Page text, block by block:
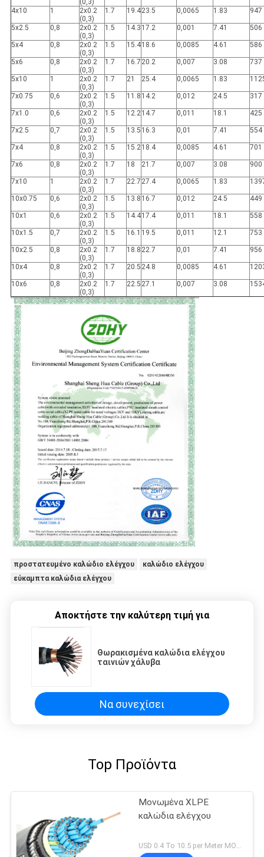
(0,3)
4x10
1
2x0.2
(0,3)
1.7 19.423.5 0,0065 1.83 947
5x2.5 0,8
2x0.2
(0,3)
1.5 14.3 17.2 0,001 7.41 506
5x4 0,8
2x0.2
(0,3)
1.5 15.418.6 0,0085 4.61 586
5x6 0,8
2x0.2
(0,3)
1.7 16.7 20.2 0,007 3.08 737
5x10 1
2x0.2
(0,3)
1.7 21 25.4 0,0065 1.83
7x0.75 0,6
2x0.2
(0,3)
1.5 11.8 14.2 0,012 24.5 317
7x1.0 0,6
2x0.2
(0,3)
1.5 12.214.7 0,011 18.1 425
7x2.5 0,7
2x0.2
(0,3)
1.5 13.5 16.3 0,01 7.41 554
7x4 0,8
2x0.2
(0,3)
1.5 15.218.4 0,0085 4.61 701
7x6 0,8
2x0.2
(0,3)
1.7 18 21.7 0,007 3.08 900
7x10 1
2x0.2
(0,3)
1.7 22.7 27.4 0,0065 1.83
10x0.75 0,6
2x0.2
(0,3)
1.5 13.8 16.7 0,012 24.5 449
10x1 0,6
2x0.2
(0,3)
1.5 14.417.4 0,011 18.1 558
10x1.5 0,7
2x0.2
(0,3)
1.5 16.1 19.5 0,011 12.1 753
10x2.5 0,8
2x0.2
(0,3)
1.7 18.8 22.7 0,01 7.41 956
10x4 0,8
2x0.2
(0,3)
1.7 20.5 24.8 0,0085 4.61
10x6 0,8
2x0.2
(0,3)
1.7 22.5 27.1 0,007 3.08
προστατευμένο καλώδιο ελέγχου
καλώδιο ελέγχου
εύκαμπτα καλώδια ελέγχου
Αποκτήστε την καλύτερη τιμή για
Θωρακισμένα καλώδια ελέγχου
ταινιών χάλυβα
Να συνεχίσει
Top Προϊόντα
Μονωμένα XLPE
καλώδια ελέγχου